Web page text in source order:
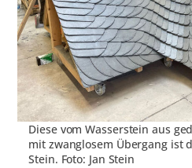
Diese vom Wasserstein aus
mit zwanglosem Übergang ist
Stein. Foto: Jan Stein